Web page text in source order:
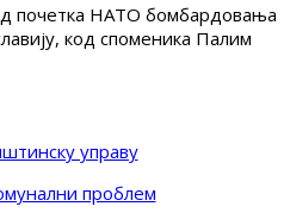
почетка НАТО бомбардовања
код споменика Палим
управу
проблем